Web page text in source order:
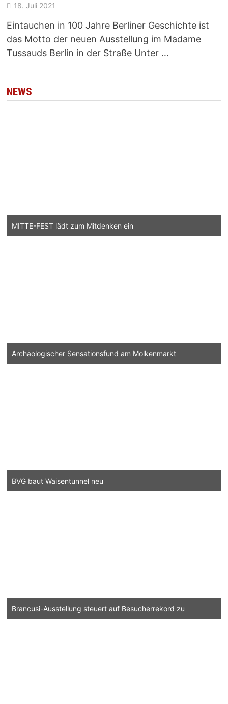
18. Juli 2021
Eintauchen in 100 Jahre Berliner Geschichte ist
das Motto der neuen Ausstellung im Madame
Tussauds Berlin in der Straße Unter …
NEWS
MITTE-FEST lädt zum Mitdenken ein
Archäologischer Sensationsfund am Molkenmarkt
BVG baut Waisentunnel neu
Brancusi-Ausstellung steuert auf Besucherrekord zu